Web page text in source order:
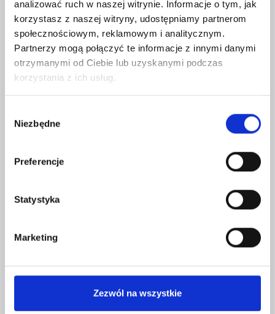
analizować ruch w naszej witrynie. Informacje o tym, jak
korzystasz z naszej witryny, udostępniamy partnerom
społecznościowym, reklamowym i analitycznym.
Partnerzy mogą połączyć te informacje z innymi danymi
otrzymanymi od Ciebie lub uzyskanymi podczas
korzystania z ich usług.
zgody
Niezbędne
Preferencje
Statystyka
Marketing
Zezwól na wszystkie
KATERYNA WENGIELEWSKA –
Kasia Gostrowska